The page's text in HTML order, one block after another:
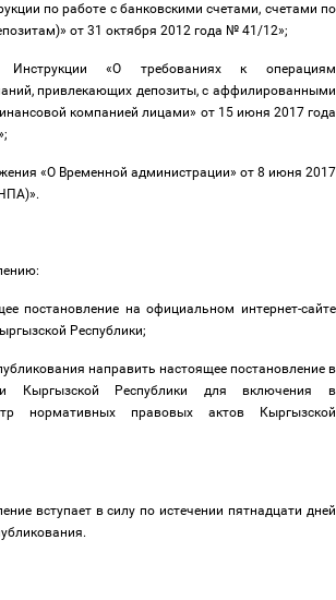
по работе с банковскими счетами, счетами по
от 31 октября 2012 года № 41/12»;
«О требованиях к операциям
привлекающих депозиты, с аффилированными
компанией лицами» от 15 июня 2017 года
«О Временной администрации» от 8 июня 2017
постановление на официальном интернет-сайте
Республики;
направить настоящее постановление в
Кыргызской Республики для включения в
нормативных правовых актов Кыргызской
вступает в силу по истечении пятнадцати дней